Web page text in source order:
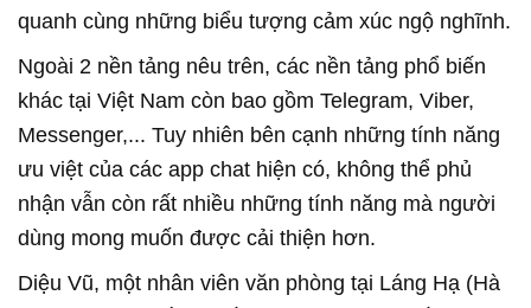
quanh cùng những biểu tượng cảm xúc ngộ nghĩnh.
Ngoài 2 nền tảng nêu trên, các nền tảng phổ biến
khác tại Việt Nam còn bao gồm Telegram, Viber,
Messenger,... Tuy nhiên bên cạnh những tính năng
ưu việt của các app chat hiện có, không thể phủ
nhận vẫn còn rất nhiều những tính năng mà người
dùng mong muốn được cải thiện hơn.
Diệu Vũ, một nhân viên văn phòng tại Láng Hạ (Hà